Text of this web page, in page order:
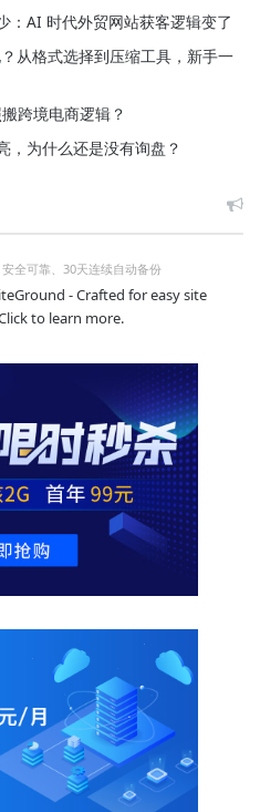
：AI 时代外贸网站获客逻辑变了
从格式选择到压缩工具，新手一
跨境电商逻辑？
，为什么还是没有询盘？
全可靠、30天连续自动备份